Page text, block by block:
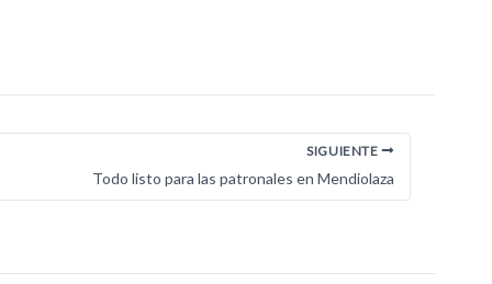
SIGUIENTE
Todo listo para las patronales en Mendiolaza